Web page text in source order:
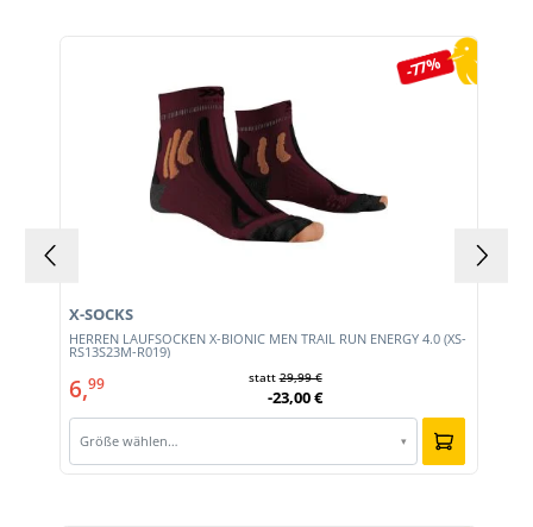
-77%
HERREN LAUFSOCKEN X-BIONIC MEN TRAIL RUN ENERGY 4.0 (XS-
RS13S23M-R019)
X-SOCKS
6,99 statt29,99 €
-23,00 €
Größe wählen… ▾